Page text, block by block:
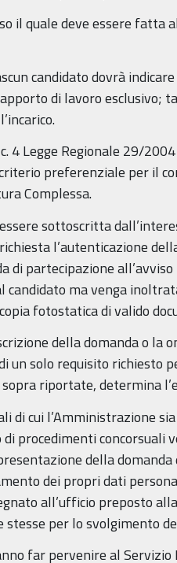
il quale deve essere fatta
candidato dovrà
di lavoro esclusivo;
4 Legge Regionale 29/
preferenziale per il
Complessa.
sottoscritta
l’autenticazione
di partecipazione
candidato ma venga
fotostatica di valido
della domanda o la
un solo requisito richiesto
riportate, determina
di cui l’Amministrazione
di procedimenti
della
dei propri dati
all’ufficio preposto
stesse per lo svolgimento
far pervenire al Servizio